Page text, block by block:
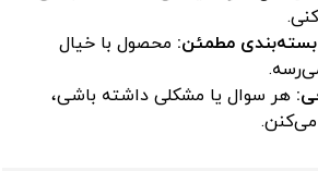
مطمئن: محصول با خیال
هر سوال یا مشکلی داشته باشی،
می‌کنن.